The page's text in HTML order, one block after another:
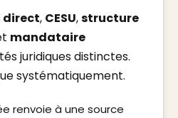
direct, CESU,structure
mandataire
juridiques distinctes.
systématiquement.
renvoie à une source